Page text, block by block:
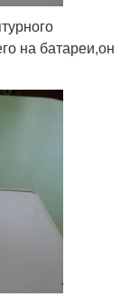
на батареи,он